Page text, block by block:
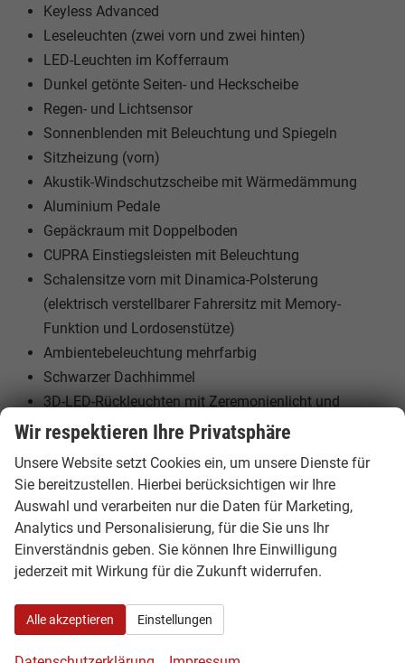
Keyless Advanced
Leseleuchten (zwei vorn und zwei hinten)
LED-Leuchten im Kofferraum
Dunkel getönte Seiten- und Heckscheibe
Regen- und Lichtsensor
Sonnenblenden mit Beleuchtung und Spiegeln
Sitzheizung (vorn)
Akustik-Windschutzscheibe mit Wärmedämmung
Aluminium Pedale
Gepäckraum mit Doppelboden
CUPRA Einstiegsleisten mit Beleuchtung
Schalensitze vorn mit Dinamica-Polsterung
(elektrisch verstellbarer Fahrersitz mit Memory-
Funktion und Lordosenstütze)
Ambientebeleuchtung mehrfarbig
Schwarzer Dachhimmel
3D-LED-Rückleuchten mit Zeremonienlicht und
dynamischen Blinkern
Querverkehrsassistent vorn
Voll-LED-Scheinwerfer mit Signature Light und
Coming/Leaving Home-Funktion
Lichtassistent
Parksensoren vorn und hinten
Radschlupfregelung)
Wir respektieren Ihre Privatsphäre
Unsere Website setzt Cookies ein, um unsere Dienste für
Sie bereitzustellen. Hierbei berücksichtigen wir Ihre
Auswahl und verarbeiten nur die Daten für Marketing,
Analytics und Personalisierung, für die Sie uns Ihr
Einverständnis geben. Sie können Ihre Einwilligung
jederzeit mit Wirkung für die Zukunft widerrufen.
Alle akzeptieren Einstellungen